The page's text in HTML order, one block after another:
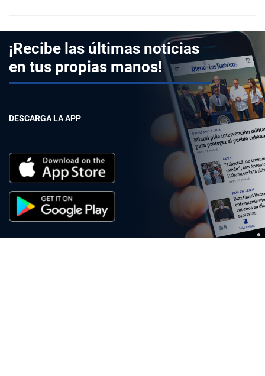
¡Recibe las últimas noticias
en tus propias manos!
DESCARGA LA APP